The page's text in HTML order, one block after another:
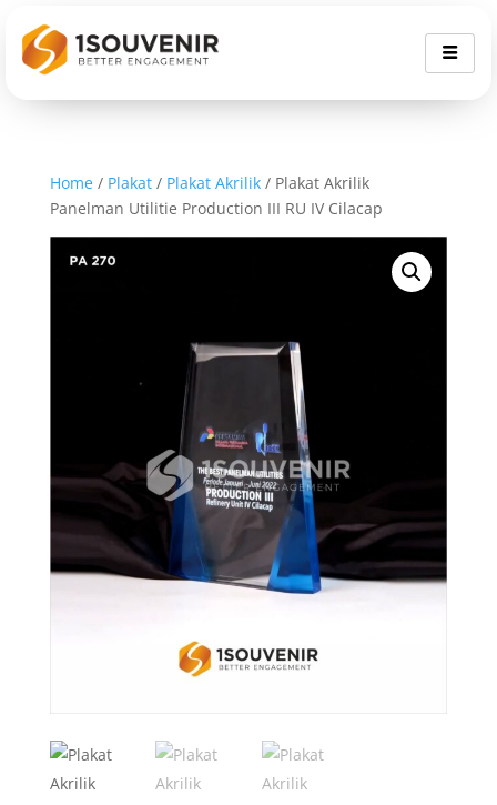
Home/ Plakat/ Plakat Akrilik/ Plakat Akrilik
Panelman Utilitie Production III RU IV Cilacap